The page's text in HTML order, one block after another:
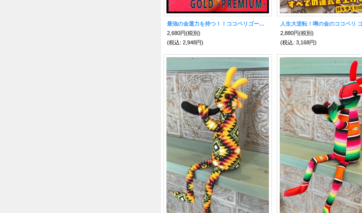
最強の金運力を持つ！！ココペリゴールドプレミアム♪
2,680円(税別)
(税込: 2,948円)
2,880円(税別)
(税込: 3,168円)